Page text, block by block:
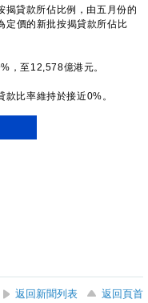
貸款所佔比例，由五月份的
定價的新批按揭貸款所佔比
至12,578億港元。
比率維持於接近0%。
返回新聞列表 返回頁首